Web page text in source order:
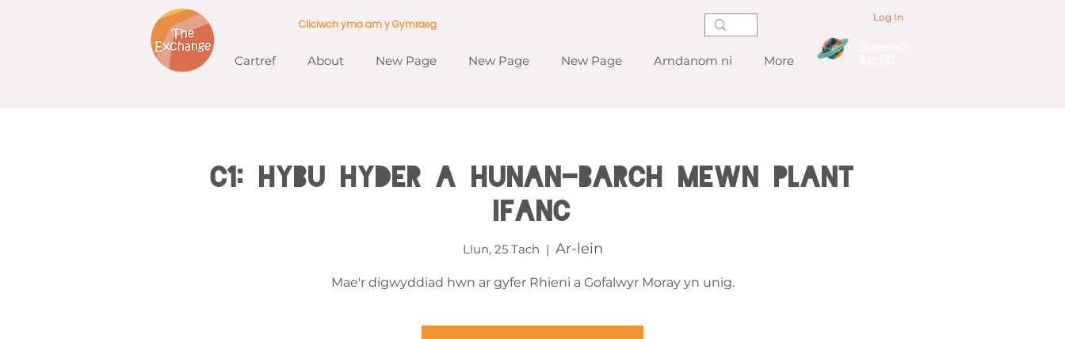
Cartref About New Page New Page New Page Amdanom ni More
Cliciwch yma am y Gymraeg
Log In
C1: Hybu Hyder a Hunan-barch mewn Plant
Ifanc
Llun, 25 Tach
  |
Ar-lein
Mae'r digwyddiad hwn ar gyfer Rhieni a Gofalwyr Moray yn unig.